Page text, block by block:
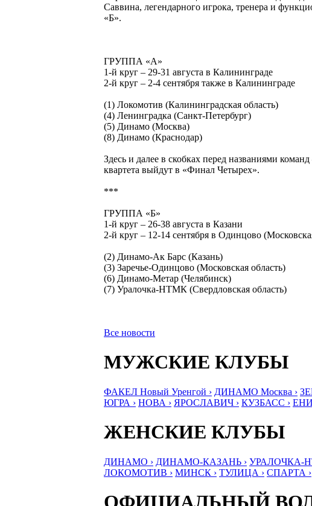
Саввина, легендарного игрока, тренера и
«Б».
ГРУППА «А»
1-й круг – 29-31 августа в Калининграде
2-й круг – 2-4 сентября также в Калининграде
(1) Локомотив (Калининградская область)
(4) Ленинградка (Санкт-Петербург)
(5) Динамо (Москва)
(8) Динамо (Краснодар)
Здесь и далее в скобках перед названиями
квартета выйдут в «Финал Четырех».
***
ГРУППА «Б»
1-й круг – 26-38 августа в Казани
2-й круг – 12-14 сентября в Одинцово
(2) Динамо-Ак Барс (Казань)
(3) Заречье-Одинцово (Московская область)
(6) Динамо-Метар (Челябинск)
(7) Уралочка-НТМК (Свердловская область)
Все новости
МУЖСКИЕ КЛУБЫ
ФАКЕЛ Новый Уренгой › ДИНАМО Москва ›
ЮГРА › НОВА › ЯРОСЛАВИЧ › КУЗБАСС ›
ЖЕНСКИЕ КЛУБЫ
ДИНАМО › ДИНАМО-КАЗАНЬ › УРАЛОЧКА-
ЛОКОМОТИВ › МИНСК › ТУЛИЦА › СПАРТА ›